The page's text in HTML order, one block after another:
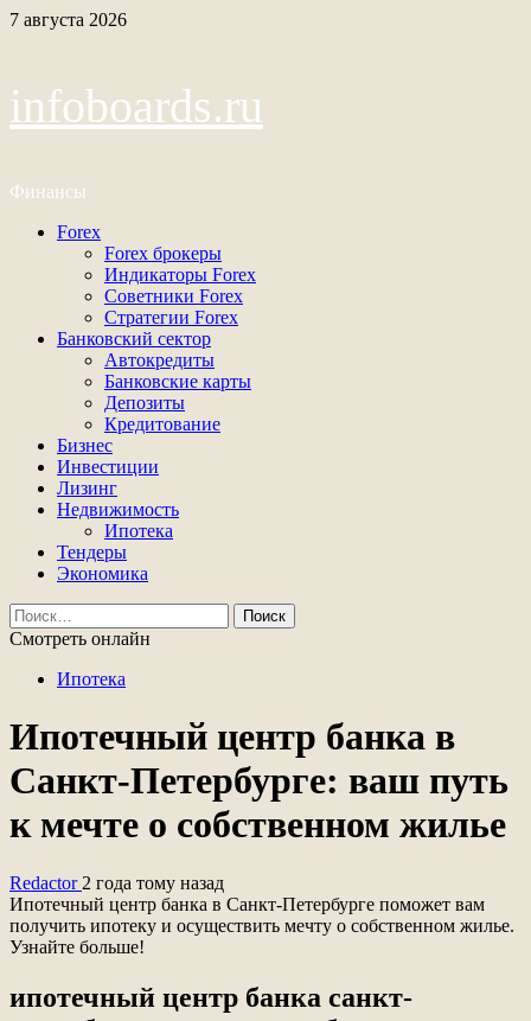
Перейти
7 августа 2026
infoboards.ru
Финансы
Основное
Forex
Forex брокеры
Индикаторы Forex
Советники Forex
Стратегии Forex
Банковский сектор
Автокредиты
Банковские карты
Депозиты
Кредитование
Бизнес
Инвестиции
Лизинг
Недвижимость
Ипотека
Тендеры
Экономика
Найти:
Смотреть онлайн
Ипотека
Ипотечный центр банка в
Санкт-Петербурге: ваш путь
к мечте о собственном жилье
Redactor 2 года тому назад
Ипотечный центр банка в Санкт-Петербурге поможет вам
получить ипотеку и осуществить мечту о собственном жилье.
Узнайте больше!
ипотечный центр банка санкт-